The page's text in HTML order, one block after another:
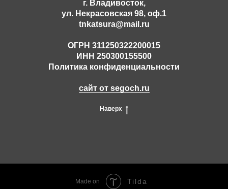
г. Владивосток,
ул. Некрасовская 98, оф.1
tnkatsura@mail.ru
ОГРН 311250322200015
ИНН 250300155500
Политика конфиденциальности
сайт от segoch.ru
Наверх
Made on Tilda